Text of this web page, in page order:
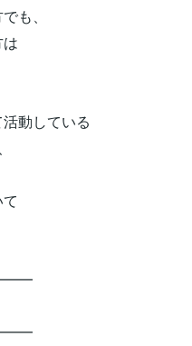
も、
動している